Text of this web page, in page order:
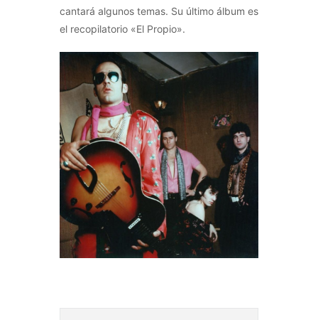
cantará algunos temas. Su último álbum es
el recopilatorio «El Propio».